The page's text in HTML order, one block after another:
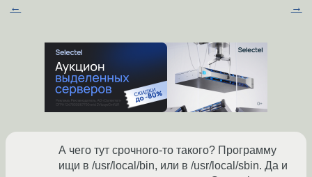
← →
А чего тут срочного-то такого? Программу
ищи в /usr/local/bin, или в /usr/local/sbin. Да и